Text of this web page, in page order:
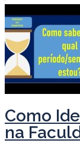
Como
na